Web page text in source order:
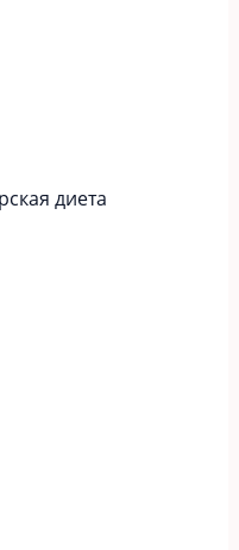
диета